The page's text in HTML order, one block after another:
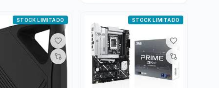
STOCK LIMITADO STOCK LIMITADO